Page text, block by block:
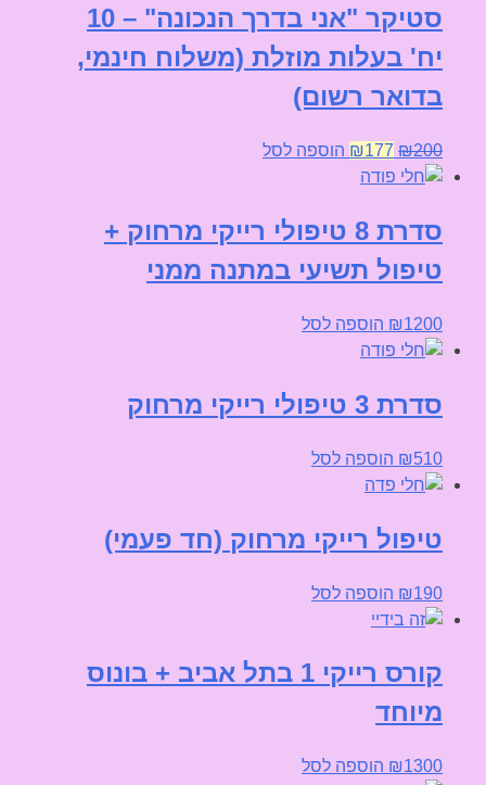
סטיקר "אני בדרך הנכונה" – 10
יח' בעלות מוזלת (משלוח חינמי,
בדואר רשום)
₪200
המחיר
המקורי
₪200.
₪177
המחיר
₪177.
הוספה לסל
סדרת 8 טיפולי רייקי מרחוק +
טיפול תשיעי במתנה ממני
₪1200 הוספה לסל
סדרת 3 טיפולי רייקי מרחוק
₪510 הוספה לסל
טיפול רייקי מרחוק (חד פעמי)
₪190 הוספה לסל
קורס רייקי 1 בתל אביב + בונוס
מיוחד
₪1300 הוספה לסל